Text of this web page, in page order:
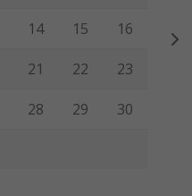
14 15 16
21 22 23
28 29 30